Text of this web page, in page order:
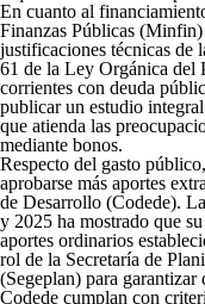
En cuanto al
Finanzas Públicas
justificaciones técnicas de
61 de la Ley Orgánica del
corrientes con deuda
publicar un estudio
que atienda las
mediante bonos.
Respecto del gasto
aprobarse más aportes
de Desarrollo (Codede).
y 2025 ha mostrado que
aportes ordinarios
rol de la Secretaría de
(Segeplan) para garantizar
Codede cumplan con